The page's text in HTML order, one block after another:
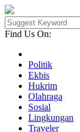
Find Us On:
Politik
Ekbis
Hukrim
Olahraga
Sosial
Lingkungan
Traveler